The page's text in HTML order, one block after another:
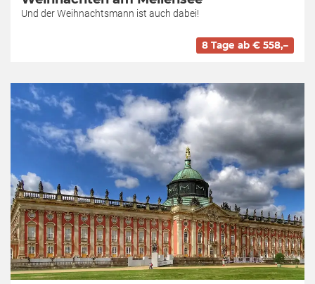
Und der Weihnachtsmann ist auch dabei!
8 Tage ab € 558,–